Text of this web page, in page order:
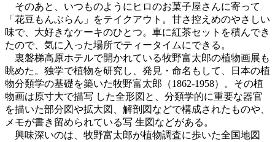
そのあと、いつものようにヒロのお菓子屋さんに寄って
「花豆もんぶらん」をテイクアウト。甘さ控えめのやさしい
味で、大好きなケーキのひとつ。車に紅茶セットを積んでき
たので、気に入った場所でティータイムにできる。
裏磐梯高原ホテルで開かれている牧野富太郎の植物画展も
眺めた。独学で植物を研究し、発見・命名もして、日本の植
物分類学の基礎を築いた牧野富太郎（1862-1958）。その植
物画は原寸大で描写 した全形図と、分類学的に重要な器官
を描いた部分図や拡大図、解剖図などで構成されたものや、
メモが書き留められている写 生図などがある。
興味深いのは、牧野富太郎が植物調査に歩いた全国地図